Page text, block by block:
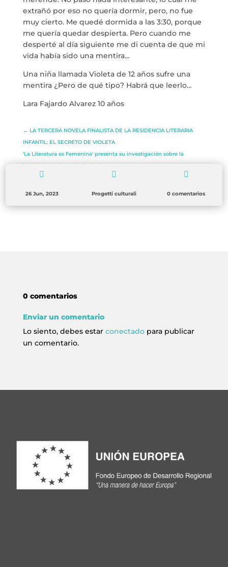
extrañó por eso no quería dormir, pero, no fue
muy cierto. Me quedé dormida a las 3:30, porque
me quería quedar despierta. Pero cuando me
desperté al día siguiente me di cuenta de que mi
vida había sido una mentira…
Una niña llamada Violeta de 12 años sufre una
mentira ¿Pero de qué tipo? Habrá que leerlo…
Lara Fajardo Alvarez 10 años
← LA TERCERA NOVELA FINALISTA DE LA RESIDENCIA LITERARIA
INFANTIL: EL SECRETO DE VIOLETA
‘La Literatura es Femenina’ presenta su investigación sobre la
igualdad en el mundo de las letras

26 Jun, 2023

Progetti culturali

0 comentarios
0 comentarios
Enviar un comentario
Lo siento, debes estar conectadopara publicar
un comentario.